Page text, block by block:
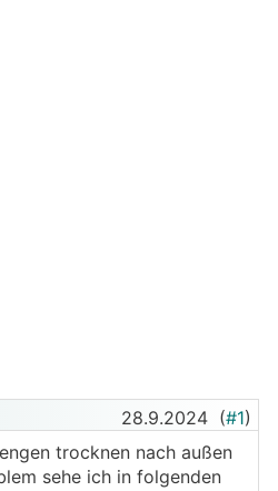
28.9.2024 (#1)
trocknen nach außen
sehe ich in folgenden